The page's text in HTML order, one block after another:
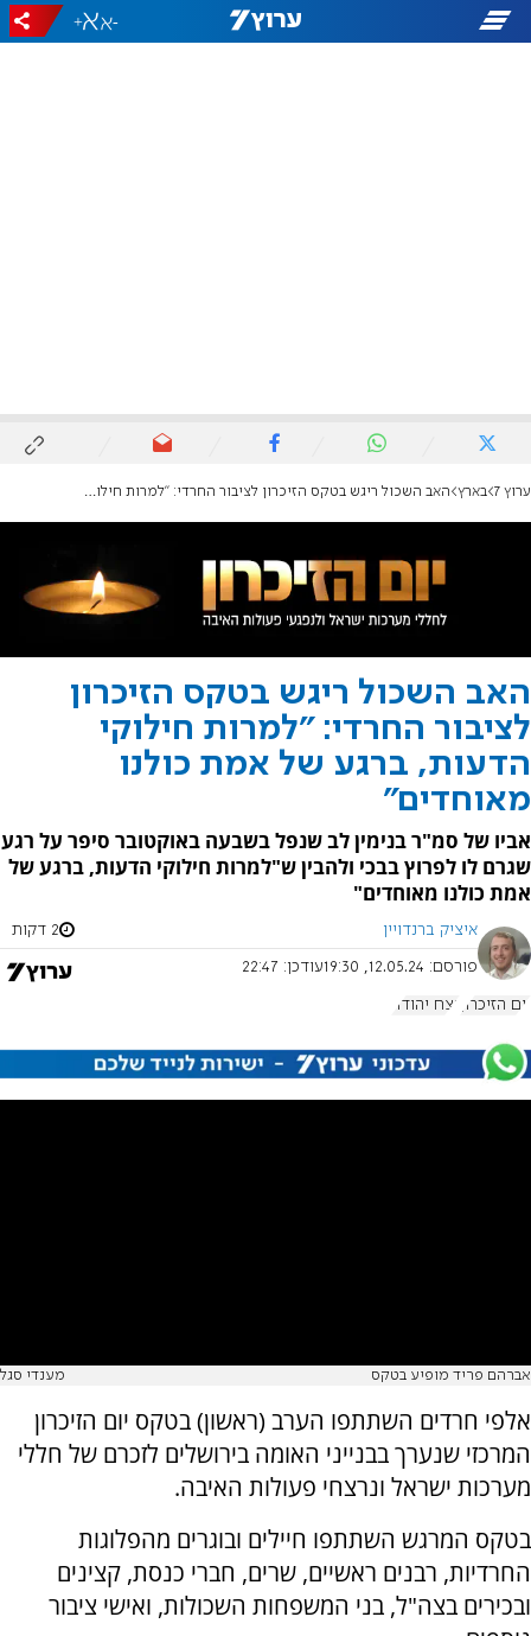
-
+
ערוץ 7 בארץ האב השכול ריגש בטקס הזיכרון לציבור החרדי: "למרות חילוקי הדעות, ברגע של אמת כולנו מאוחדים"
האב השכול ריגש בטקס הזיכרון
לציבור החרדי: "למרות חילוקי
הדעות, ברגע של אמת כולנו
מאוחדים"
אביו של סמ"ר בנימין לב שנפל בשבעה באוקטובר סיפר על רגע
שגרם לו לפרוץ בבכי ולהבין ש"למרות חילוקי הדעות, ברגע של
אמת כולנו מאוחדים"
איציק ברנדויין 2 דקות
פורסם: 12.05.24, 19:30 עודכן: 22:47
יום הזיכרון נצח יהודה
אברהם פריד מופיע בטקס מענדי סגל
אלפי חרדים השתתפו הערב (ראשון) בטקס יום הזיכרון
המרכזי שנערך בבנייני האומה בירושלים לזכרם של חללי
מערכות ישראל ונרצחי פעולות האיבה.
בטקס המרגש השתתפו חיילים ובוגרים מהפלוגות
החרדיות, רבנים ראשיים, שרים, חברי כנסת, קצינים
ובכירים בצה"ל, בני המשפחות השכולות, ואישי ציבור